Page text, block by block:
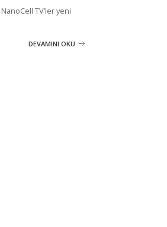
TV’ler yeni
DEVAMINI OKU